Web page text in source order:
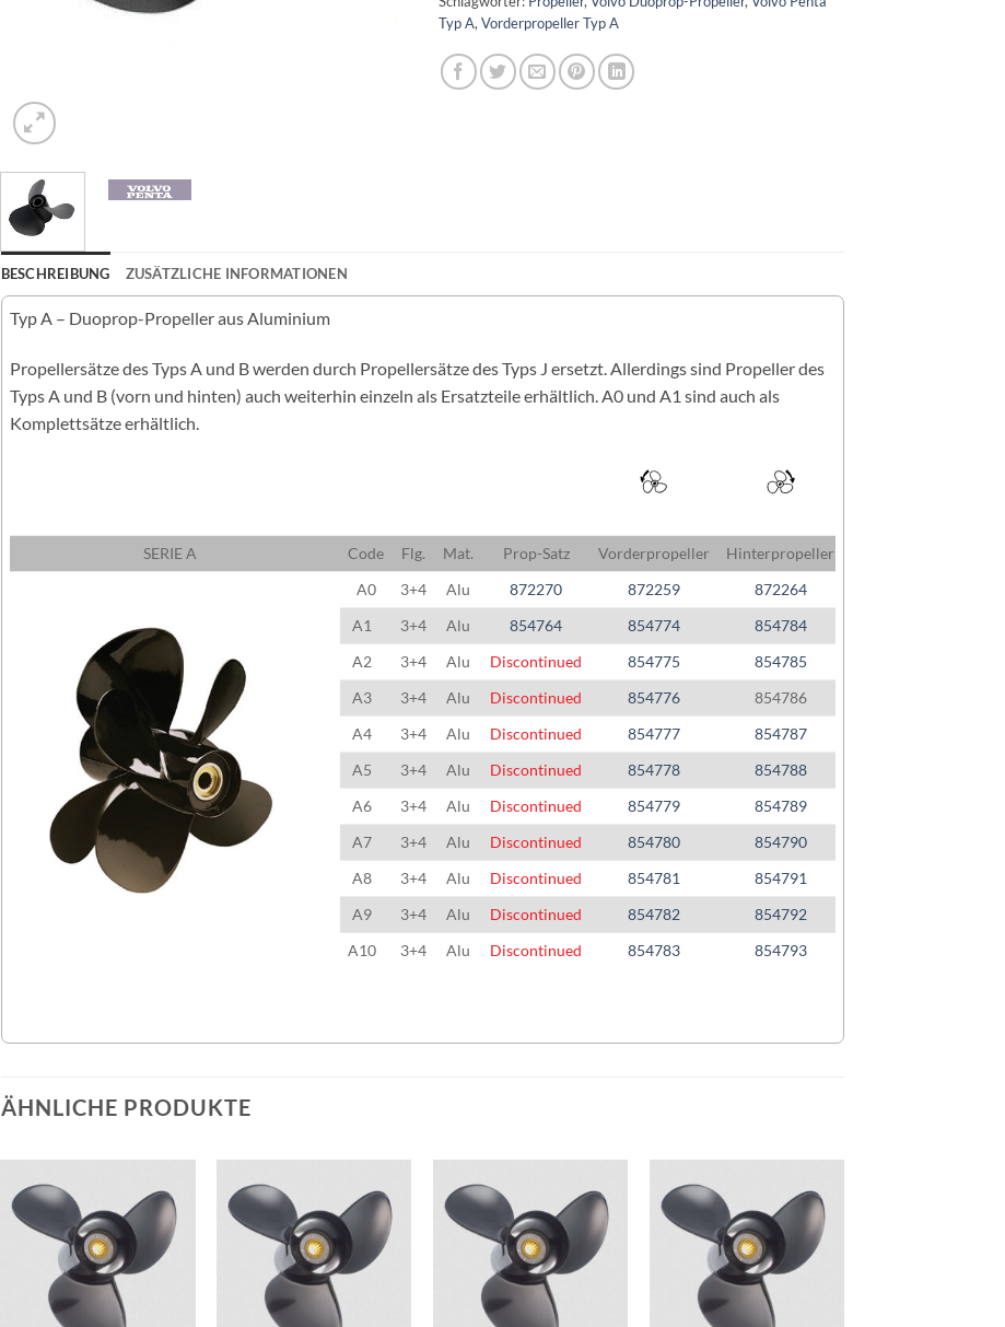
Typ A,Vorderpropeller Typ A
BESCHREIBUNG ZUSÄTZLICHE INFORMATIONEN
Typ A – Duoprop-Propeller aus Aluminium
Propellersätze des Typs A und B werden durch Propellersätze des Typs J ersetzt. Allerdings sind Propeller des
Typs A und B (vorn und hinten) auch weiterhin einzeln als Ersatzteile erhältlich. A0 und A1 sind auch als
Komplettsätze erhältlich.
SERIE A Code Flg. Mat. Prop-Satz Vorderpropeller
Hinterpropeller
A0
3+4 Alu 872270 872259
872264
A1
3+4 Alu 854764 854774
854784
A2
3+4 Alu Discontinued 854775
854785
A3
3+4 Alu Discontinued 854776
854786
A4
3+4 Alu Discontinued 854777
854787
A5
3+4 Alu Discontinued 854778
854788
A6
3+4 Alu Discontinued 854779
854789
A7
3+4 Alu Discontinued 854780
854790
A8
3+4 Alu Discontinued 854781
854791
A9
3+4 Alu Discontinued 854782
854792
A10
3+4 Alu Discontinued 854783 854793
ÄHNLICHE PRODUKTE
Auf die
Wunschliste
Auf die
Wunschliste
Auf die
Wunschliste
Auf die
Wunschliste